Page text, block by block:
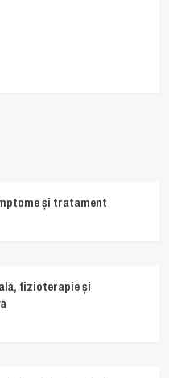
și tratament
fizioterapie și